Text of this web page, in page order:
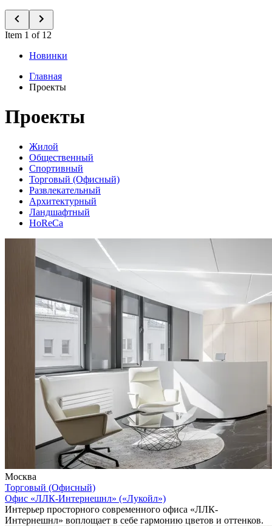
Item 1 of 12
Новинки
Главная
Проекты
Проекты
Жилой
Общественный
Спортивный
Торговый (Офисный)
Развлекательный
Архитектурный
Ландшафтный
HoReCa
Москва
Торговый (Офисный)
Офис «ЛЛК-Интернешнл» («Лукойл»)
Интерьер просторного современного офиса «ЛЛК-
Интернешнл» воплощает в себе гармонию цветов и оттенков.